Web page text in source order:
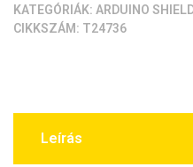
A4988/DRV8825
kompatibilis,
KATEGÓRIÁK: ARDUINO
CIKKSZÁM: T24736
Leírás